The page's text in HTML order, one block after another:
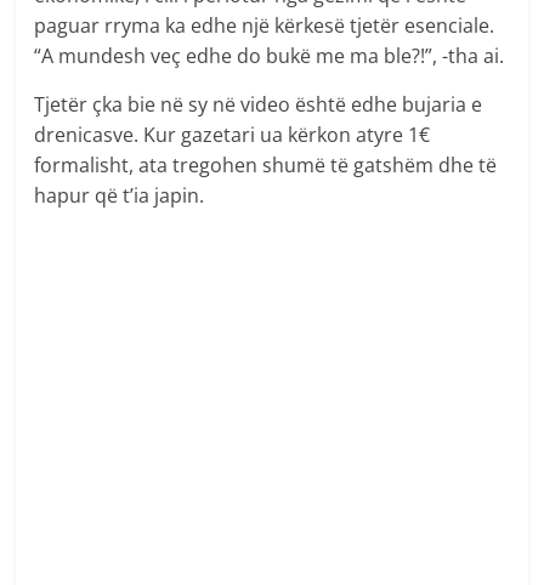
paguar rryma ka edhe një kërkesë tjetër esenciale.
“A mundesh veç edhe do bukë me ma ble?!”, -tha ai.
Tjetër çka bie në sy në video është edhe bujaria e
drenicasve. Kur gazetari ua kërkon atyre 1€
formalisht, ata tregohen shumë të gatshëm dhe të
hapur që t’ia japin.